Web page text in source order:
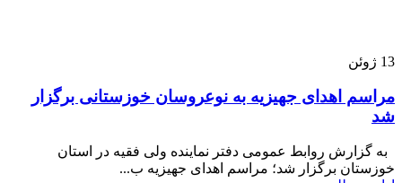
13 ژوئن
مراسم اهدای جهیزیه به نوعروسان خوزستانی برگزار
شد
به گزارش روابط عمومی دفتر نماینده ولی فقیه در استان
خوزستان برگزار شد؛ مراسم اهدای جهیزیه ب...